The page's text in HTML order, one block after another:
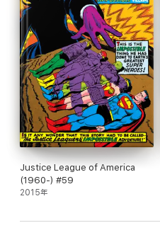
Justice League of America
(1960-) #59
2015年